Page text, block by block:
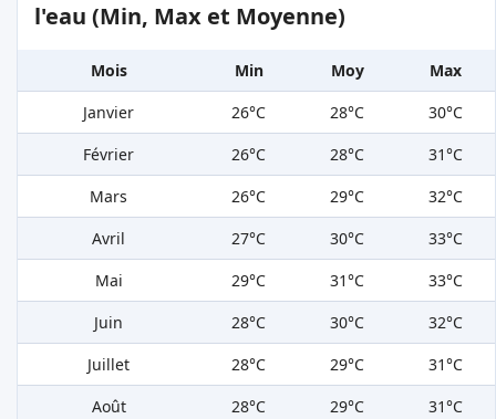
l'eau (Min, Max et Moyenne)
Mois Min Moy
Max
Janvier
26°C 28°C
30°C
Février
26°C 28°C
31°C
Mars
26°C 29°C
32°C
Avril
27°C 30°C
33°C
Mai
29°C 31°C
33°C
Juin
28°C 30°C
32°C
Juillet
28°C 29°C
31°C
Août
28°C 29°C
31°C